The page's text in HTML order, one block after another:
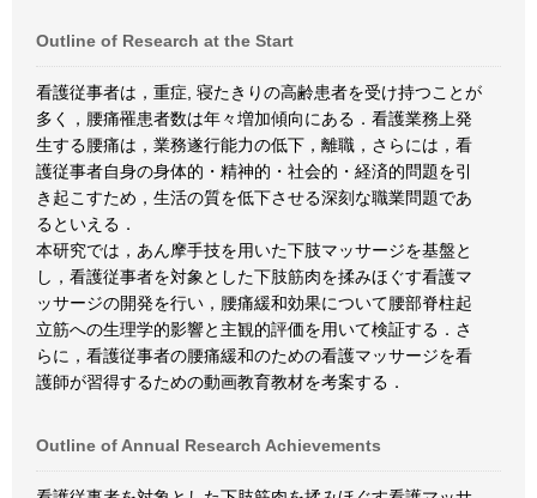
Outline of Research at the Start
看護従事者は，重症, 寝たきりの高齢患者を受け持つことが
多く，腰痛罹患者数は年々増加傾向にある．看護業務上発
生する腰痛は，業務遂行能力の低下，離職，さらには，看
護従事者自身の身体的・精神的・社会的・経済的問題を引
き起こすため，生活の質を低下させる深刻な職業問題であ
るといえる．
本研究では，あん摩手技を用いた下肢マッサージを基盤と
し，看護従事者を対象とした下肢筋肉を揉みほぐす看護マ
ッサージの開発を行い，腰痛緩和効果について腰部脊柱起
立筋への生理学的影響と主観的評価を用いて検証する．さ
らに，看護従事者の腰痛緩和のための看護マッサージを看
護師が習得するための動画教育教材を考案する．
Outline of Annual Research Achievements